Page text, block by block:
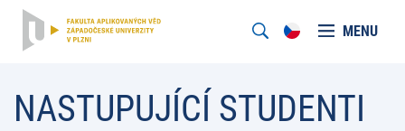
MENU
NASTUPUJÍCÍ STUDENTI